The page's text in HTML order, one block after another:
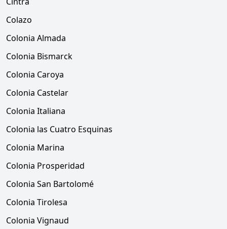
Colazo
Colonia Almada
Colonia Bismarck
Colonia Caroya
Colonia Castelar
Colonia Italiana
Colonia las Cuatro Esquinas
Colonia Marina
Colonia Prosperidad
Colonia San Bartolomé
Colonia Tirolesa
Colonia Vignaud